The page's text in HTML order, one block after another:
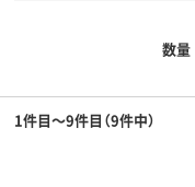
数量
1件目～9件目（9件中）